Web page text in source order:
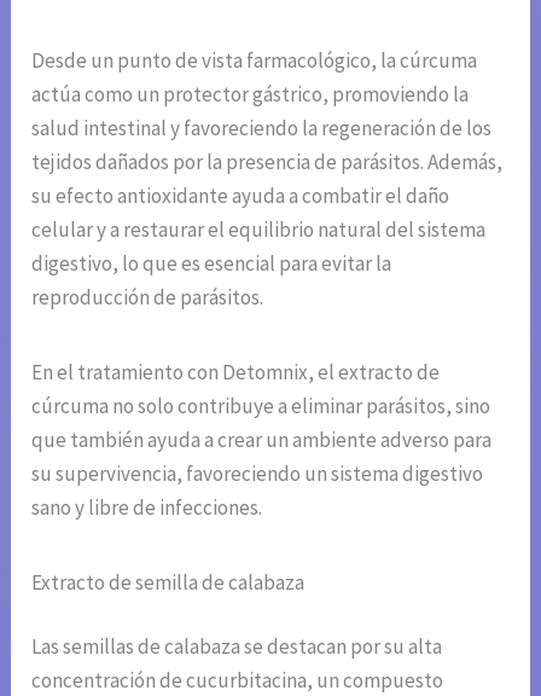
Desde un punto de vista farmacológico, la cúrcuma
actúa como un protector gástrico, promoviendo la
salud intestinal y favoreciendo la regeneración de los
tejidos dañados por la presencia de parásitos. Además,
su efecto antioxidante ayuda a combatir el daño
celular y a restaurar el equilibrio natural del sistema
digestivo, lo que es esencial para evitar la
reproducción de parásitos.
En el tratamiento con Detomnix, el extracto de
cúrcuma no solo contribuye a eliminar parásitos, sino
que también ayuda a crear un ambiente adverso para
su supervivencia, favoreciendo un sistema digestivo
sano y libre de infecciones.
Extracto de semilla de calabaza
Las semillas de calabaza se destacan por su alta
concentración de cucurbitacina, un compuesto